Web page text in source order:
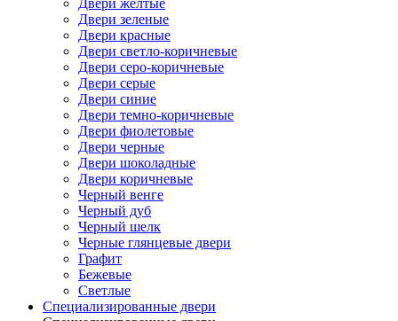
Двери желтые
Двери зеленые
Двери красные
Двери светло-коричневые
Двери серо-коричневые
Двери серые
Двери синие
Двери темно-коричневые
Двери фиолетовые
Двери черные
Двери шоколадные
Двери коричневые
Черный венге
Черный дуб
Черный шелк
Черные глянцевые двери
Графит
Бежевые
Светлые
Специализированные двери